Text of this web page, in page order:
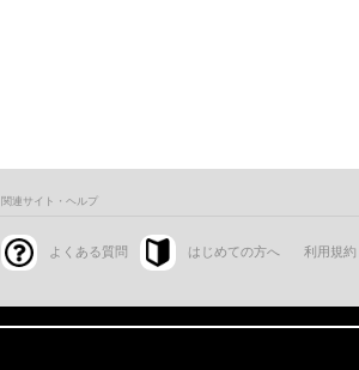
関連サイト・ヘルプ
よくある質問 はじめての方へ 利用規約